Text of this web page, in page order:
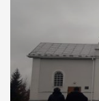
збірнику
1916 р.) в